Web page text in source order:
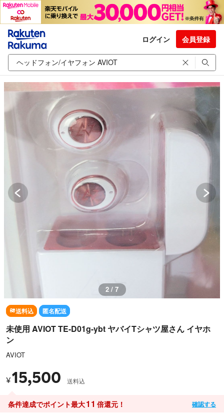
ログイン 会員登録
3 / 7
送料込 匿名配送
未使用 AVIOT TE-D01g-ybt ヤバイTシャツ屋さん イヤホ
ン
AVIOT
¥15,500 送料込
条件達成でポイント最大11 倍還元！ 確認する